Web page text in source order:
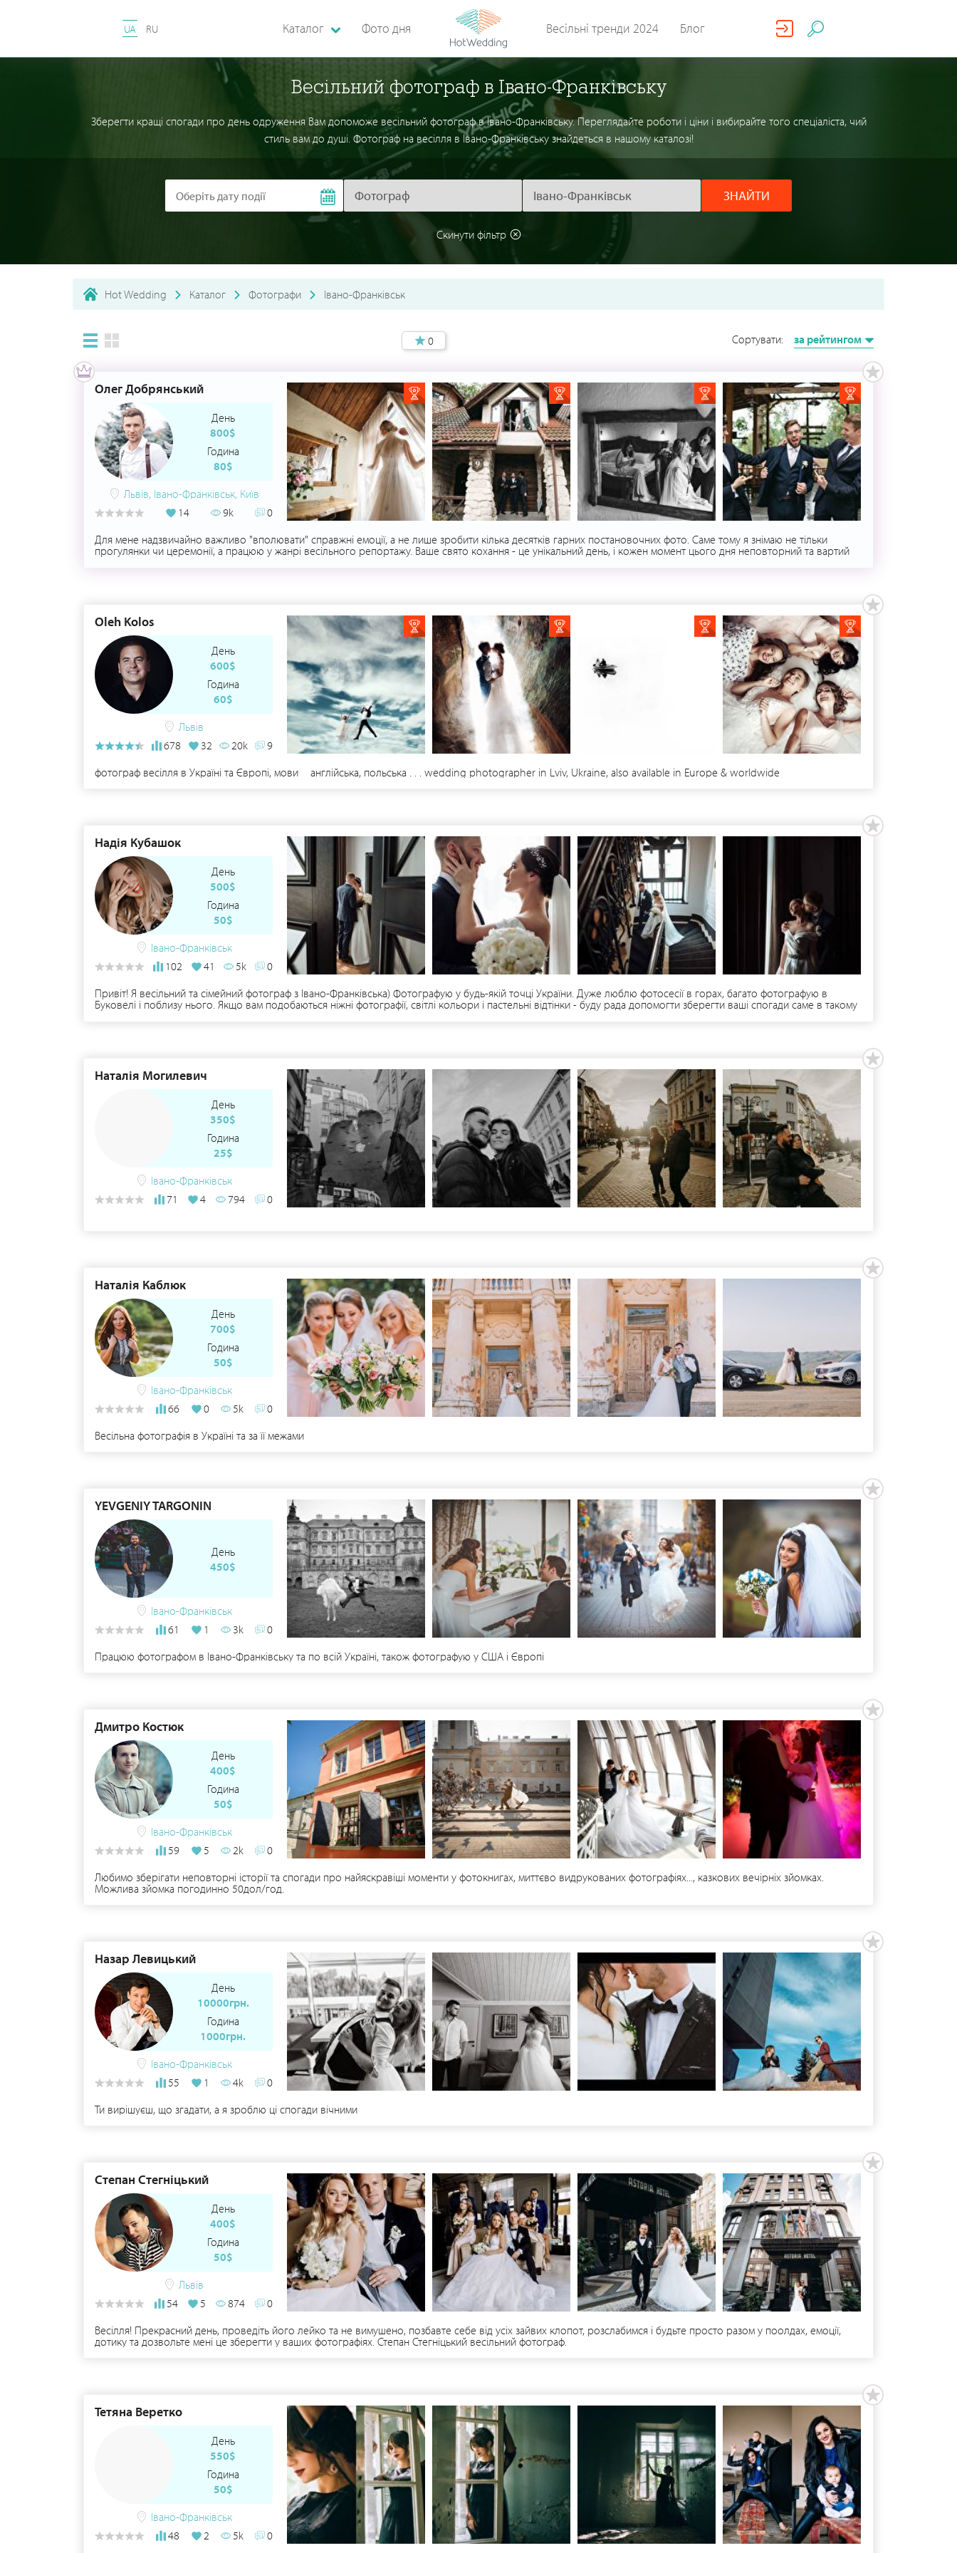
UA RU Каталог Фото дня Весільні тренди 2024 Блог
Весільний фотограф в Івано-Франківську
Зберегти кращі спогади про день одруження Вам допоможе весільний фотограф в Івано-Франківську. Переглядайте роботи і ціни і вибирайте того спеціаліста, чий
стиль вам до душі. Фотограф на весілля в Івано-Франківську знайдеться в нашому каталозі!
ЗНАЙТИ
Скинути фільтр
Hot Wedding Каталог Фотографи Івано-Франківськ
0 Сортувати: за рейтингом
Олег Добрянський
День
800$
Година
80$
Львів, Івано-Франківськ, Київ
14
9k
0
Для мене надзвичайно важливо "вполювати" справжні емоції, а не лише зробити кілька десятків гарних постановочних фото. Саме тому я знімаю не тільки
прогулянки чи церемонії, а працюю у жанрі весільного репортажу. Ваше свято кохання - це унікальний день, і кожен момент цього дня неповторний та вартий
Oleh Kolos
День
600$
Година
60$
Львів
678
32 20k
9
фотограф весілля в Україні та Європі, мови _ англійська, польська . . . wedding photographer in Lviv, Ukraine, also available in Europe & worldwide
Надія Кубашок
День
500$
Година
50$
Івано-Франківськ
102
41 5k
0
Привіт! Я весільний та сімейний фотограф з Івано-Франківська) Фотографую у будь-якій точці України. Дуже люблю фотосесії в горах, багато фотографую в
Буковелі і поблизу нього. Якщо вам подобаються ніжні фотографії, світлі кольори і пастельні відтінки - буду рада допомогти зберегти ваші спогади саме в такому
Наталія Могилевич
День
350$
Година
25$
Івано-Франківськ
71
4 794 0
Наталія Каблюк
День
700$
Година
50$
Івано-Франківськ
66
0 5k
0
Весільна фотографія в Україні та за її межами
YEVGENIY TARGONIN
День
450$
Івано-Франківськ
61
1 3k
0
Працюю фотографом в Івано-Франківську та по всій Україні, також фотографую у США і Європі
Дмитро Костюк
День
400$
Година
50$
Івано-Франківськ
59
5 2k
0
Любимо зберігати неповторні історії та спогади про найяскравіші моменти у фотокнигах, миттєво видрукованих фотографіях..., казкових вечірніх зйомках.
Можлива зйомка погодинно 50дол/год.
Назар Левицький
День
10000грн.
Година
1000грн.
Івано-Франківськ
55
1 4k
0
Ти вирішуєш, що згадати, а я зроблю ці спогади вічними
Степан Стегніцький
День
400$
Година
50$
Львів
54
5 874
0
Весілля! Прекрасний день, проведіть його лейко та не вимушено, позбавте себе від усіх зайвих клопот, розслабимся і будьте просто разом у поолдах, емоції,
дотику та дозвольте мені це зберегти у ваших фотографіях. Степан Стегніцький весільний фотограф.
Тетяна Веретко
День
550$
Година
50$
Івано-Франківськ
48
2 5k 0